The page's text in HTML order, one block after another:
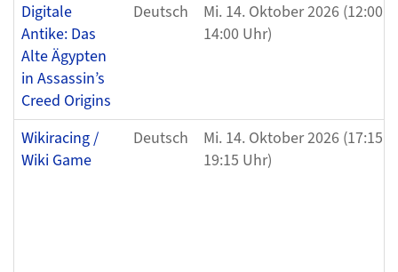
Digitale
Antike: Das
Alte Ägypten
in Assassin’s
Creed Origins
Deutsch
Mi. 14. Oktober 2026 (12:00
14:00 Uhr)
Wikiracing /
Wiki Game
Deutsch
Mi. 14. Oktober 2026 (17:15
19:15 Uhr)